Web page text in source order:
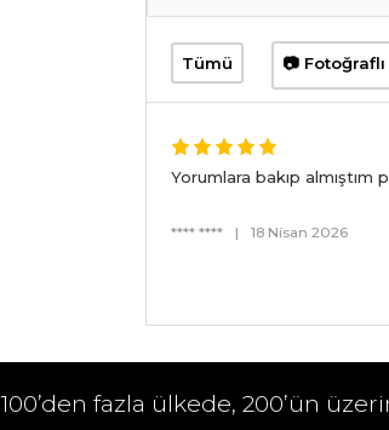
Tümü 📷 Fotoğraflı
Yorumlara bakıp almıştım
**** **** | 18 Nisan 2026
100’den fazla ülkede, 200’ün